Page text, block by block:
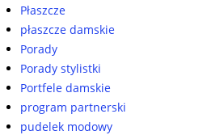
Płaszcze
płaszcze damskie
Porady
Porady stylistki
Portfele damskie
program partnerski
pudelek modowy